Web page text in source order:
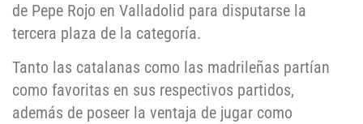
de Pepe Rojo en Valladolid para disputarse la
tercera plaza de la categoría.
Tanto las catalanas como las madrileñas partían
como favoritas en sus respectivos partidos,
además de poseer la ventaja de jugar como